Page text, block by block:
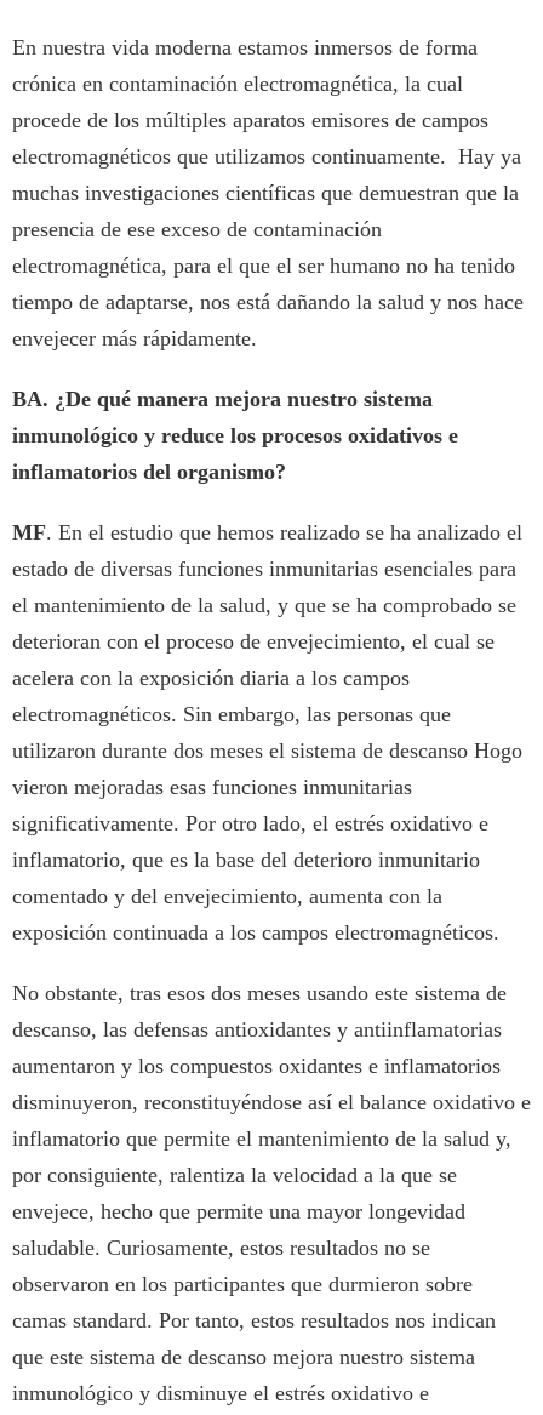
En nuestra vida moderna estamos inmersos de forma
crónica en contaminación electromagnética, la cual
procede de los múltiples aparatos emisores de campos
electromagnéticos que utilizamos continuamente. Hay ya
muchas investigaciones científicas que demuestran que la
presencia de ese exceso de contaminación
electromagnética, para el que el ser humano no ha tenido
tiempo de adaptarse, nos está dañando la salud y nos hace
envejecer más rápidamente.
BA. ¿De qué manera mejora nuestro sistema
inmunológico y reduce los procesos oxidativos e
inflamatorios del organismo?
MF. En el estudio que hemos realizado se ha analizado el
estado de diversas funciones inmunitarias esenciales para
el mantenimiento de la salud, y que se ha comprobado se
deterioran con el proceso de envejecimiento, el cual se
acelera con la exposición diaria a los campos
electromagnéticos. Sin embargo, las personas que
utilizaron durante dos meses el sistema de descanso Hogo
vieron mejoradas esas funciones inmunitarias
significativamente. Por otro lado, el estrés oxidativo e
inflamatorio, que es la base del deterioro inmunitario
comentado y del envejecimiento, aumenta con la
exposición continuada a los campos electromagnéticos.
No obstante, tras esos dos meses usando este sistema de
descanso, las defensas antioxidantes y antiinflamatorias
aumentaron y los compuestos oxidantes e inflamatorios
disminuyeron, reconstituyéndose así el balance oxidativo e
inflamatorio que permite el mantenimiento de la salud y,
por consiguiente, ralentiza la velocidad a la que se
envejece, hecho que permite una mayor longevidad
saludable. Curiosamente, estos resultados no se
observaron en los participantes que durmieron sobre
camas standard. Por tanto, estos resultados nos indican
que este sistema de descanso mejora nuestro sistema
inmunológico y disminuye el estrés oxidativo e